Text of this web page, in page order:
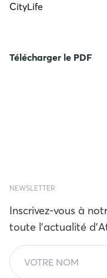
CityLife
Télécharger le PDF
NEWSLETTER
Inscrivez-vous à
toute l'actualité